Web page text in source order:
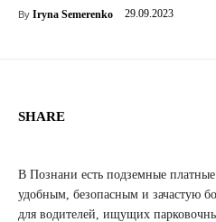
By Iryna Semerenko 29.09.2023
SHARE
В Познани есть подземные
удобным, безопасным и зачастую
для водителей, ищущих